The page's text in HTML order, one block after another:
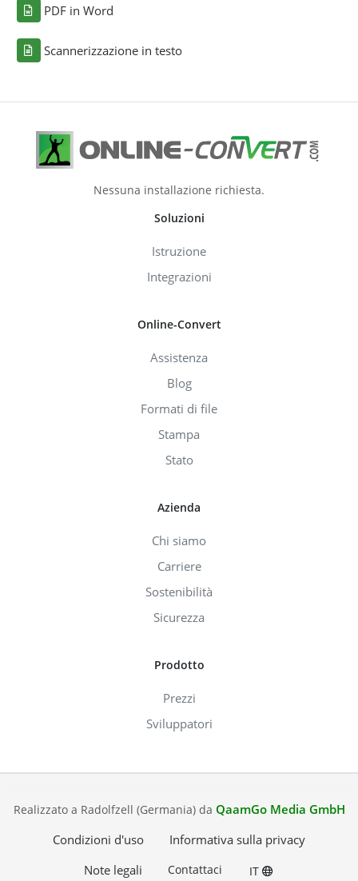
PDF in Word
Scannerizzazione in testo
Nessuna installazione richiesta.
Soluzioni
Istruzione
Integrazioni
Online-Convert
Assistenza
Blog
Formati di file
Stampa
Stato
Azienda
Chi siamo
Carriere
Sostenibilità
Sicurezza
Prodotto
Prezzi
Sviluppatori
Realizzato a Radolfzell (Germania) da QaamGo Media GmbH
Condizioni d'uso
Informativa sulla privacy
Note legali
Contattaci IT